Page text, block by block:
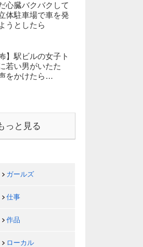
心臓バクバクして
体駐車場で車を発
うとしたら
】駅ビルの女子ト
若い男がいたた
をかけたら…
っと見る
ガールズ
仕事
作品
ローカル